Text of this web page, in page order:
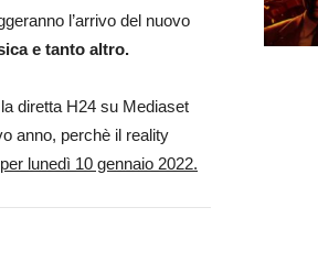
l’arrivo del nuovo
e tanto altro.
diretta H24 su Mediaset
anno, perchè il reality
lunedì 10 gennaio 2022.